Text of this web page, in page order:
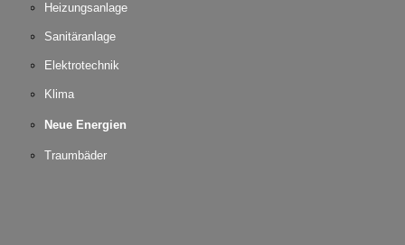
Heizungsanlage
Sanitäranlage
Elektrotechnik
Klima
Neue Energien
Traumbäder